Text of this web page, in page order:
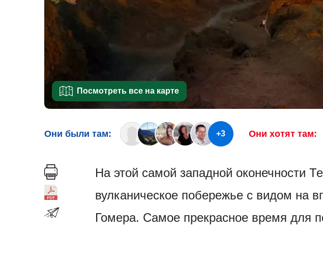
Посмотреть все на карте
Они были там: +3 Они хотят там:
На этой самой западной оконечности
вулканическое побережье с видом на
Гомера. Самое прекрасное время для